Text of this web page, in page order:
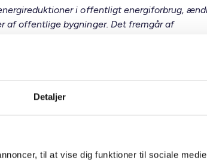
Detaljer
til at vise dig funktioner til sociale
i offentligt energiforbrug,
af offentlige bygninger. Det fremgår af
mindst omdannes til næsten energineutrale
(ZEB) i henhold til artikel 9 i
direktiv 2010/31/EU af 19. maj 2010 om
ikke vil være omkostningsneutral, eller hvis